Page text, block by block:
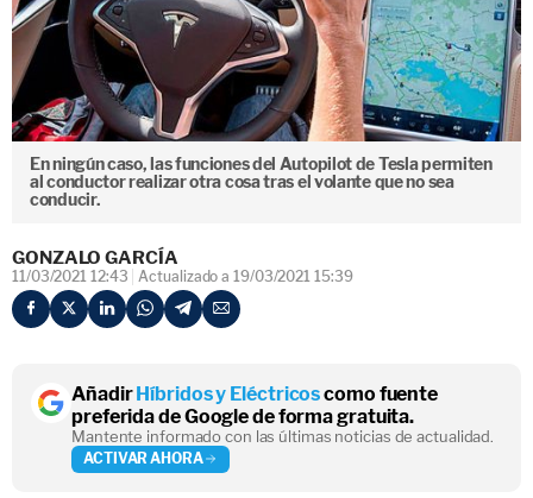
En ningún caso, las funciones del Autopilot de Tesla permiten
al conductor realizar otra cosa tras el volante que no sea
conducir.
GONZALO GARCÍA
11/03/2021 12:43 Actualizado a 19/03/2021 15:39
AñadirHíbridos y Eléctricoscomo fuente
preferida de Google de forma gratuita.
Mantente informado con las últimas noticias de actualidad.
ACTIVAR AHORA